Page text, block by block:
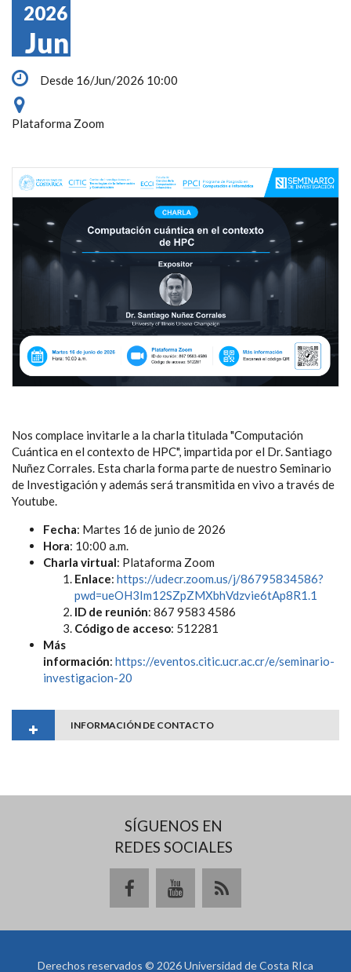
Jun
2026
Desde 16/Jun/2026 10:00
Plataforma Zoom
Nos complace invitarle a la charla titulada "Computación
Cuántica en el contexto de HPC", impartida por el Dr. Santiago
Nuñez Corrales. Esta charla forma parte de nuestro Seminario
de Investigación y además será transmitida en vivo a través de
Youtube.
Fecha: Martes 16 de junio de 2026
Hora: 10:00 a.m.
Charla virtual: Plataforma Zoom
Enlace: https://udecr.zoom.us/j/86795834586?
pwd=ueOH3Im12SZpZMXbhVdzvie6tAp8R1.1
ID de reunión: 867 9583 4586
Código de acceso: 512281
Más
información: https://eventos.citic.ucr.ac.cr/e/seminario-
investigacion-20
INFORMACIÓN DE CONTACTO
SÍGUENOS EN
REDES SOCIALES
Derechos reservados © 2026 Universidad de Costa RIca